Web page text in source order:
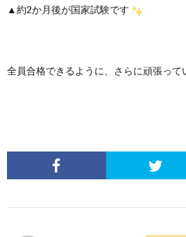
▲約2か月後が国家試験です
全員合格できるように、さらに頑張って